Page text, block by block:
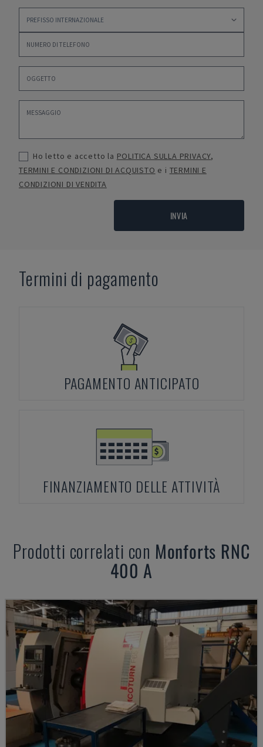
Ho letto e accetto la POLITICA SULLA PRIVACY,
TERMINI E CONDIZIONI DI ACQUISTO e i TERMINI E
CONDIZIONI DI VENDITA
INVIA
Termini di pagamento
PAGAMENTO ANTICIPATO
FINANZIAMENTO DELLE ATTIVITÀ
Prodotti correlati con Monforts RNC
400 A